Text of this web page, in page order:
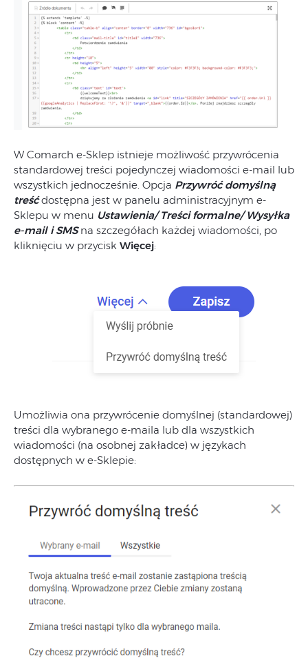
W Comarch e-Sklep istnieje możliwość przywrócenia
standardowej treści pojedynczej wiadomości e-mail lub
wszystkich jednocześnie. Opcja Przywróć domyślną
treśćdostępna jest w panelu administracyjnym e-
Sklepu w menu Ustawienia/ Treści formalne/ Wysyłka
e-mail i SMSna szczegółach każdej wiadomości, po
kliknięciu w przycisk Więcej:
Umożliwia ona przywrócenie domyślnej (standardowej)
treści dla wybranego e-maila lub dla wszystkich
wiadomości (na osobnej zakładce) w językach
dostępnych w e-Sklepie: